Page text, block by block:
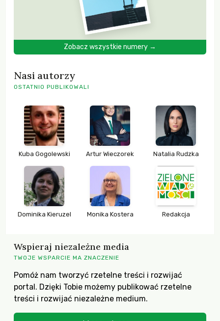
Zobacz wszystkie numery →
Nasi autorzy
OSTATNIO PUBLIKOWALI
Kuba Gogolewski Artur Wieczorek Natalia Rudzka
Dominika Kieruzel Monika Kostera Redakcja
Wspieraj niezależne media
TWOJE WSPARCIE MA ZNACZENIE
Pomóż nam tworzyć rzetelne treści i rozwijać
portal. Dzięki Tobie możemy publikować rzetelne
treści i rozwijać niezależne medium.